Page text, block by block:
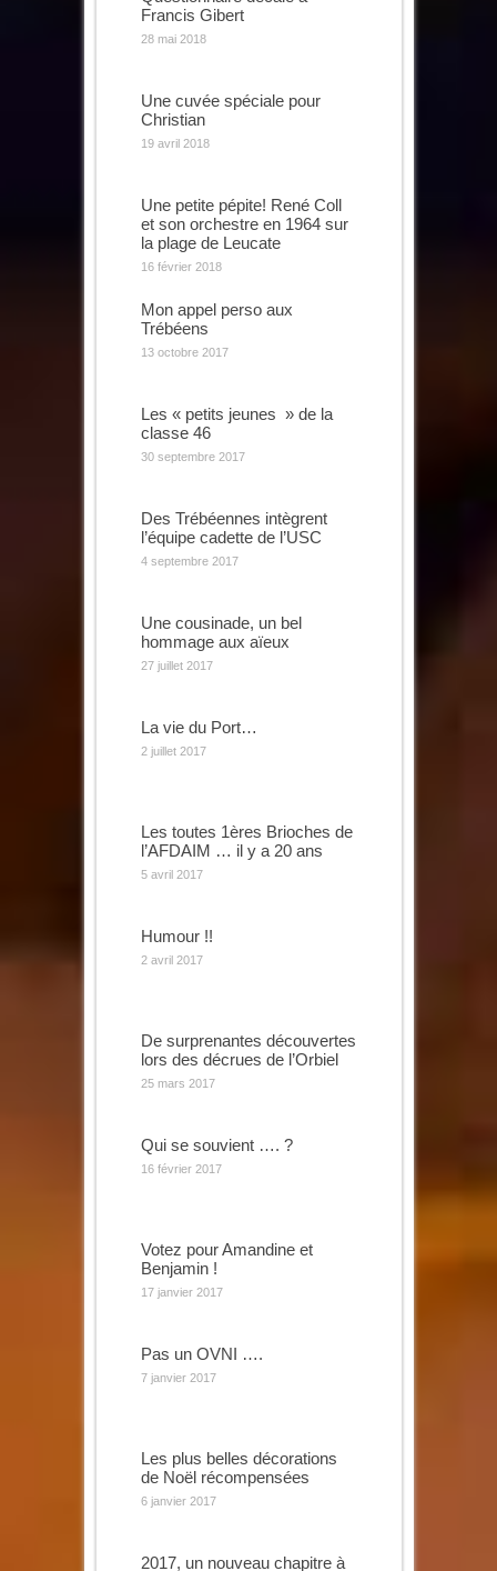
Francis Gibert
28 mai 2018
Une cuvée spéciale pour
Christian
19 avril 2018
Une petite pépite! René Coll
et son orchestre en 1964 sur
la plage de Leucate
16 février 2018
Mon appel perso aux
Trébéens
13 octobre 2017
Les « petits jeunes » de la
classe 46
30 septembre 2017
Des Trébéennes intègrent
l’équipe cadette de l’USC
4 septembre 2017
Une cousinade, un bel
hommage aux aïeux
27 juillet 2017
La vie du Port…
2 juillet 2017
Les toutes 1ères Brioches de
l’AFDAIM … il y a 20 ans
5 avril 2017
Humour !!
2 avril 2017
De surprenantes découvertes
lors des décrues de l’Orbiel
25 mars 2017
Qui se souvient …. ?
16 février 2017
Votez pour Amandine et
Benjamin !
17 janvier 2017
Pas un OVNI ….
7 janvier 2017
Les plus belles décorations
de Noël récompensées
6 janvier 2017
2017, un nouveau chapitre à